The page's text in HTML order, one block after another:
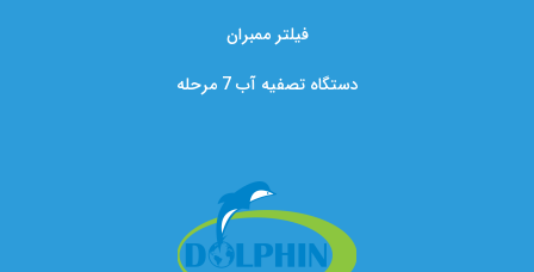
فیلتر ممبران
دستگاه تصفیه آب 7 مرحله